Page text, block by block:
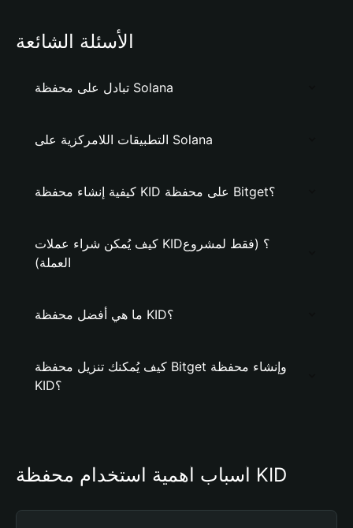
الأسئلة الشائعة
تبادل على محفظة Solana
التطبيقات اللامركزية على Solana
كيفية إنشاء محفظة KID على محفظة Bitget؟
كيف يُمكن شراء عملات KID؟ (فقط لمشروع
العملة)
ما هي أفضل محفظة KID؟
كيف يُمكنك تنزيل محفظة Bitget وإنشاء محفظة
KID؟
أسباب أهمية استخدام محفظة KID